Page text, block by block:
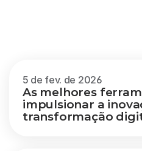
5 de fev. de 2026
As melhores
impulsionar a
transformação